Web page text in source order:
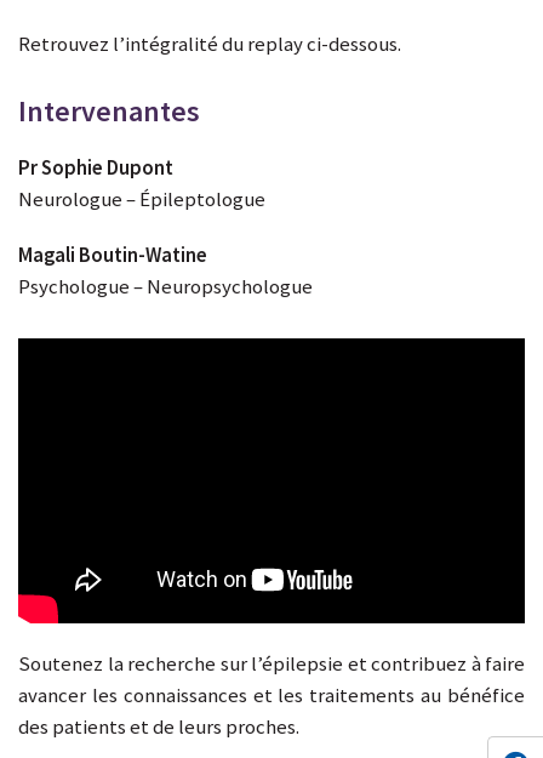
Retrouvez l’intégralité du replay ci-dessous.
Intervenantes
Pr Sophie Dupont
Neurologue – Épileptologue
Magali Boutin-Watine
Psychologue – Neuropsychologue
Soutenez la recherche sur l’épilepsie et contribuez à faire
avancer les connaissances et les traitements au bénéfice
des patients et de leurs proches.